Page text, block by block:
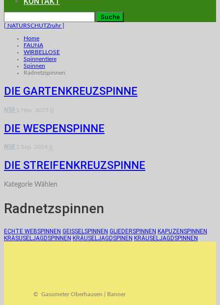
[ NATURSCHUTZruhr ]
Home
FAUNA
WIRBELLOSE
Spinnentiere
Spinnen
Radnetzspinnen
DIE GARTENKREUZSPINNE
NSR 1.Nov. 2025 0
DIE WESPENSPINNE
NSR 2.Sep. 2024 0
DIE STREIFENKREUZSPINNE
Kategorie Wählen
Radnetzspinnen
ECHTE WEBSPINNEN GEISSELSPINNEN GLIEDERSPINNEN KAPUZENSPINNEN
KRÄSUSELJAGDSPINNEN KRÄUSELJAGDSPINEN KRÄUSELJAGDSPINNEN
© Gasometer Oberhausen | Banner